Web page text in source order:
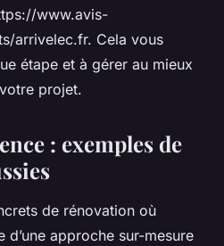
www.avis-
arrivelec.fr. Cela vous
étape et à gérer au mieux
projet.
: exemples de
de rénovation où
approche sur-mesure